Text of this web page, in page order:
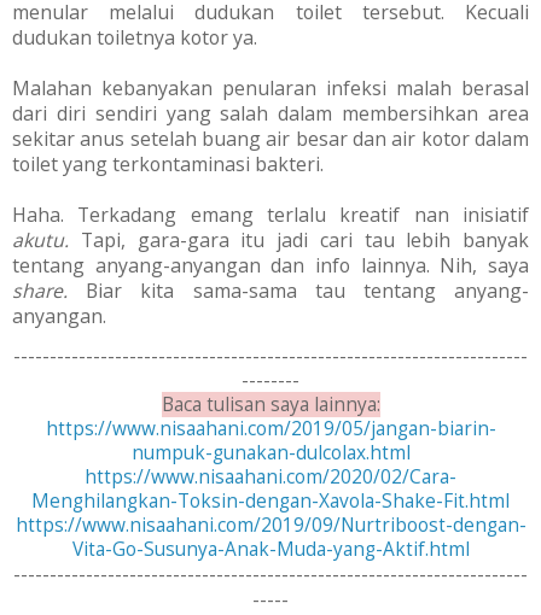
menular melalui dudukan toilet tersebut. Kecuali
dudukan toiletnya kotor ya.
Malahan kebanyakan penularan infeksi malah berasal
dari diri sendiri yang salah dalam membersihkan area
sekitar anus setelah buang air besardan air kotor dalam
toilet yang terkontaminasi bakteri.
Haha. Terkadang emang terlalu kreatif nan inisiatif
akutu. Tapi, gara-gara itu jadi cari tau lebih banyak
tentang anyang-anyangan dan info lainnya. Nih, saya
share. Biar kita sama-sama tau tentang anyang-
anyangan.
-----------------------------------------------------------------------
--------
Baca tulisan saya lainnya:
https://www.nisaahani.com/2019/05/jangan-biarin-
numpuk-gunakan-dulcolax.html
https://www.nisaahani.com/2020/02/Cara-
Menghilangkan-Toksin-dengan-Xavola-Shake-Fit.html
https://www.nisaahani.com/2019/09/Nurtriboost-dengan-
Vita-Go-Susunya-Anak-Muda-yang-Aktif.html
-----------------------------------------------------------------------
-----